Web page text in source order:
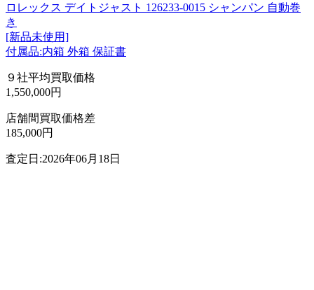
ロレックス デイトジャスト 126233-0015 シャンパン 自動巻
き
[新品未使用]
付属品:内箱 外箱 保証書
９社平均買取価格
1,550,000円
店舗間買取価格差
185,000円
査定日:2026年06月18日